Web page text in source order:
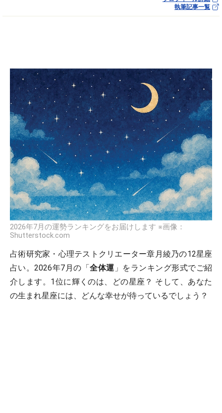
執筆記事一覧
2026年7月の運勢ランキングをお届けします ※画像：
Shutterstock.com
占術研究家・心理テストクリエーター章月綾乃の12星座
占い。2026年7月の「全体運 」をランキング形式でご紹
介します。1位に輝くのは、どの星座？ そして、あなた
の生まれ星座には、どんな幸せが待っているでしょう？